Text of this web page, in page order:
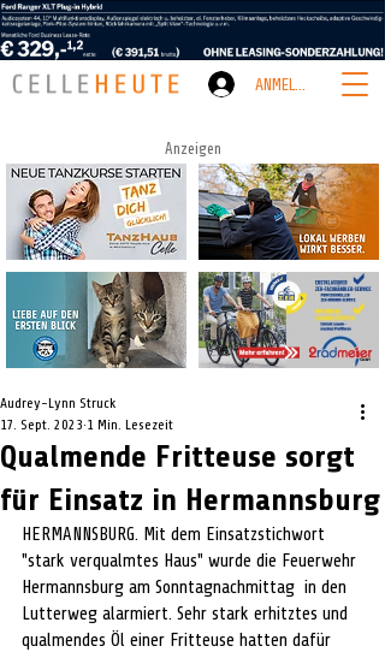
ANMELDEN
Anzeigen
Qualmende Fritteuse sorgt
für Einsatz in Hermannsburg
Audrey-Lynn Struck
17. Sept. 2023 1 Min. Lesezeit
HERMANNSBURG. Mit dem Einsatzstichwort
"stark verqualmtes Haus" wurde die Feuerwehr
Hermannsburg am Sonntagnachmittag  in den
Lutterweg alarmiert. Sehr stark erhitztes und
qualmendes Öl einer Fritteuse hatten dafür